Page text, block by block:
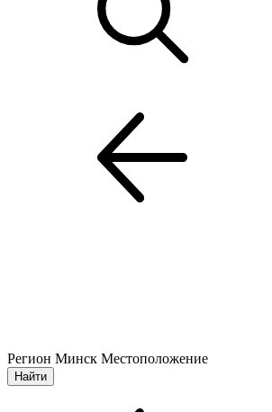
Регион Минск Местоположение